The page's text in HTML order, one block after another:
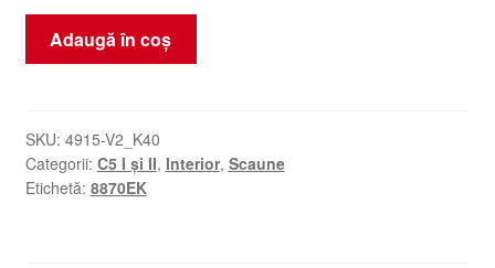
Cantitate
Husă
pasager
Citroën
C5
Adaugă în coș
SKU: 4915-V2_K40
Categorii: C5 I și II, Interior, Scaune
Etichetă: 8870EK